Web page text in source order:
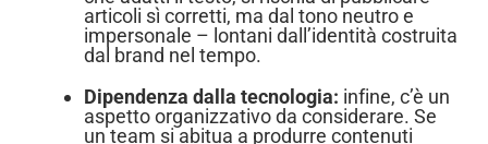
articoli sì corretti, ma dal tono neutro e
impersonale – lontani dall’identità costruita
dal brand nel tempo.
Dipendenza dalla tecnologia: infine, c’è un
aspetto organizzativo da considerare. Se
un team si abitua a produrre contenuti